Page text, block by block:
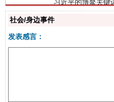
社会/身边事件
发表感言：